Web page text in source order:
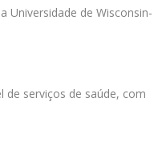
Universidade de Wisconsin-
de serviços de saúde, com